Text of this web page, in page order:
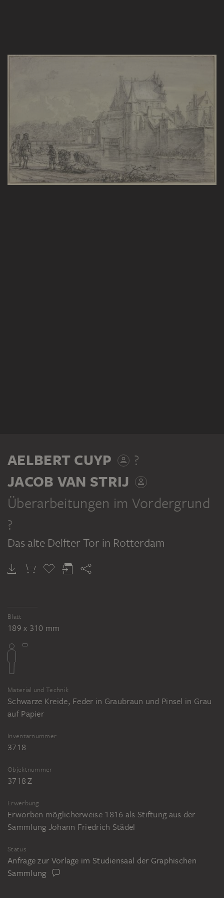
AELBERT CUYP ?
JACOB VAN STRIJ
Überarbeitungen im Vordergrund
?
Das alte Delfter Tor in Rotterdam
Blatt
189 x 310 mm
Material und Technik
Schwarze Kreide, Feder in Graubraun und Pinsel in Grau
auf Papier
Inventarnummer
3718
Objektnummer
3718 Z
Erwerbung
Erworben möglicherweise 1816 als Stiftung aus der
Sammlung Johann Friedrich Städel
Status
Anfrage zur Vorlage im Studiensaal der Graphischen
Sammlung